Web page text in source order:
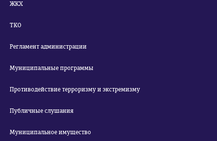
ЖКХ
ТКО
Регламент администрации
Муниципальные программы
Противодействие терроризму и экстремизму
Публичные слушания
Муниципальное имущество